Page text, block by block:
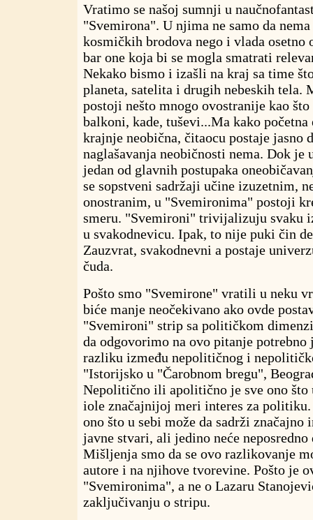
Vratimo se našoj sumnji u
"Svemirona". U njima ne samo da
kosmičkih brodova nego i vlada osetno
bar one koja bi se mogla smatrati
Nekako bismo i izašli na kraj sa time
planeta, satelita i drugih nebeskih tela.
postoji nešto mnogo ovostranije kao
balkoni, kade, tuševi...Ma kako
krajnje neobična, čitaocu postaje jasno
naglašavanja neobičnosti nema. Dok je
jedan od glavnih postupaka
se sopstveni sadržaji učine izuzetnim,
onostranim, u "Svemironima" postoji
smeru. "Svemironi" trivijalizuju svaku
u svakodnevicu. Ipak, to nije puki čin
Zauzvrat, svakodnevni a postaje
čuda.
Pošto smo "Svemirone" vratili u neku
biće manje neočekivano ako ovde
"Svemironi" strip sa političkom
da odgovorimo na ovo pitanje potrebno
razliku između nepolitičnog i
"Istorijsko u "Čarobnom bregu",
Nepolitično ili apolitično je sve ono što
iole značajnijoj meri interes za
ono što u sebi može da sadrži značajno
javne stvari, ali jedino neće
Mišljenja smo da se ovo razlikovanje
autore i na njihove tvorevine. Pošto je
"Svemironima", a ne o Lazaru
zaključivanju o stripu.